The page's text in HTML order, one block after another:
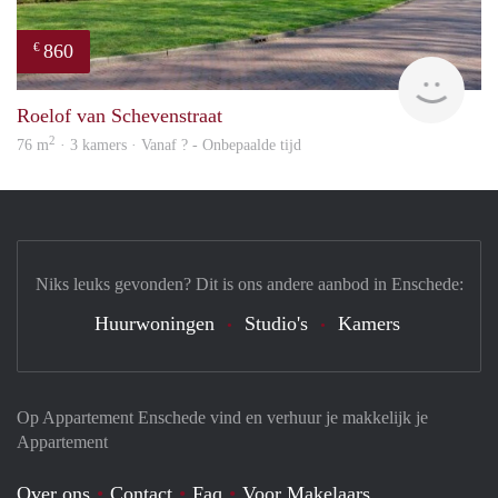
€ 860
Roelof van Schevenstraat
76 m2 · 3 kamers · Vanaf ? - Onbepaalde tijd
Op Appartement Enschede vind en verhuur je makkelijk je
Appartement
Over ons Contact Faq Voor Makelaars
Niks leuks gevonden? Dit is ons andere aanbod in Enschede:
Huurwoningen Studio's Kamers